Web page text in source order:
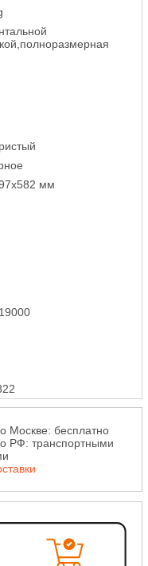
мм
Москве: бесплатно
РФ: транспортными